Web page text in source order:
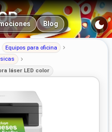
Blog
Equipos para oficina
láser LED color